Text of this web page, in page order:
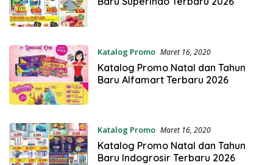
Katalog Promo Maret 16, 2020
Katalog Promo Natal dan Tahun
Baru Alfamart Terbaru 2026
Katalog Promo Maret 16, 2020
Katalog Promo Natal dan Tahun
Baru Indogrosir Terbaru 2026